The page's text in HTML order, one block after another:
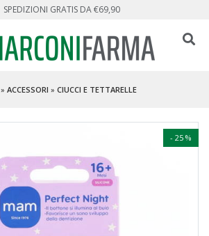
SPEDIZIONI GRATIS DA €69,90
» ACCESSORI » CIUCCI E TETTARELLE
- 25 %